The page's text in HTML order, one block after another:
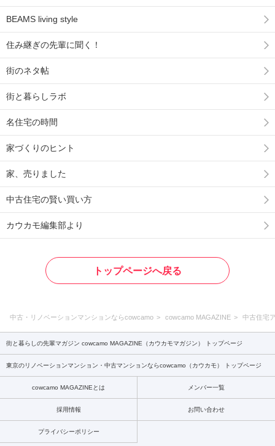
BEAMS living style
住み継ぎの先輩に聞く！
街のネタ帖
街と暮らしラボ
名住宅の時間
家づくりのヒント
家、売りました
中古住宅の賢い買い方
カウカモ編集部より
トップページへ戻る
中古・リノベーションマンションならcowcamo cowcamo MAGAZINE 中古住宅
街と暮らしの先輩マガジン cowcamo MAGAZINE（カウカモマガジン） トップページ
東京のリノベーションマンション・中古マンションならcowcamo（カウカモ） トップページ
cowcamo MAGAZINEとは メンバー一覧
採用情報 お問い合わせ
プライバシーポリシー